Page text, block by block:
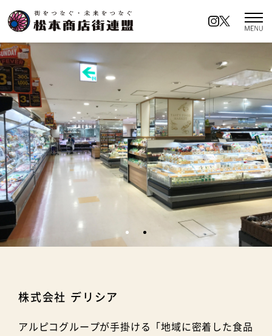
松本商店街連盟とは
商店街の名前の由来
イベントカレンダー
ロケーションアクセス
商店街イチオシの名所
キャンペーン情報
ロケーションアクセス
お知らせ／イベント情報
株式会社 デリシア
アルピコグループが手掛ける「地域に密着した食品